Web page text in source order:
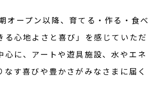
ープン以降、育てる・作る・食べ
心地よさと喜び」を感じていただ
に、アートや遊具施設、水やエネ
す喜びや豊かさがみなさまに届く